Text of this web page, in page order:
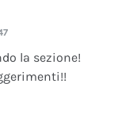
la sezione!